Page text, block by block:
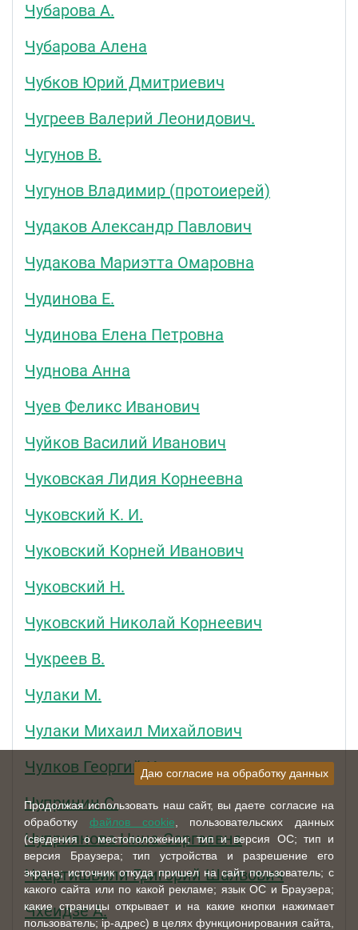
Чубарова А.
Чубарова Алена
Чубков Юрий Дмитриевич
Чугреев Валерий Леонидович.
Чугунов В.
Чугунов Владимир (протоиерей)
Чудаков Александр Павлович
Чудакова Мариэтта Омаровна
Чудинова Е.
Чудинова Елена Петровна
Чуднова Анна
Чуев Феликс Иванович
Чуйков Василий Иванович
Чуковская Лидия Корнеевна
Чуковский К. И.
Чуковский Корней Иванович
Чуковский Н.
Чуковский Николай Корнеевич
Чукреев В.
Чулаки М.
Чулаки Михаил Михайлович
Чулков Георгий Иванович
Чупринин С.
Чуприянова Нина Сергеевна
Чхартишвили Григорий Шалвович
Чхеидзе А.
Даю согласие на обработку данных
Продолжая использовать наш сайт, вы даете согласие на
обработку файлов cookie , пользовательских данных
(сведения о местоположении; тип и версия ОС; тип и
версия Браузера; тип устройства и разрешение его
экрана; источник откуда пришел на сайт пользователь; с
какого сайта или по какой рекламе; язык ОС и Браузера;
какие страницы открывает и на какие кнопки нажимает
пользователь; ip-адрес) в целях функционирования сайта,